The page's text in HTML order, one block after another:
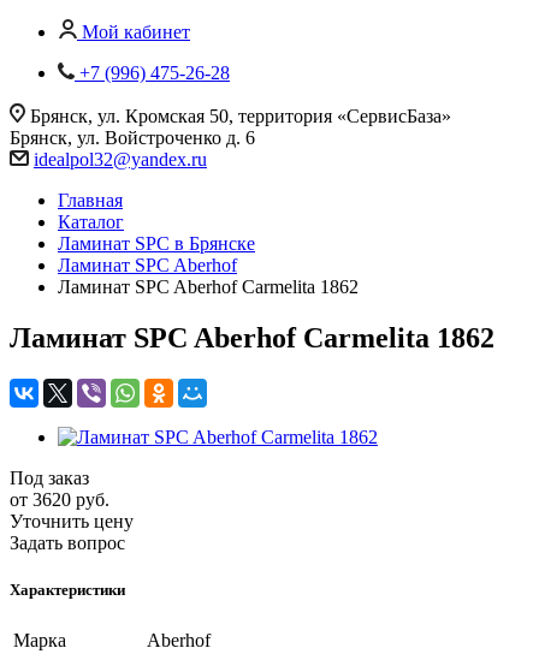
Мой кабинет
+7 (996) 475-26-28
Брянск, ул. Кромская 50, территория «СервисБаза»
Брянск, ул. Войстроченко д. 6
idealpol32@yandex.ru
Главная
Каталог
Ламинат SPC в Брянске
Ламинат SPC Aberhof
Ламинат SPC Aberhof Carmelita 1862
Ламинат SPC Aberhof Carmelita 1862
Под заказ
от 3620 руб.
Уточнить цену
Задать вопрос
Характеристики
Марка
Aberhof